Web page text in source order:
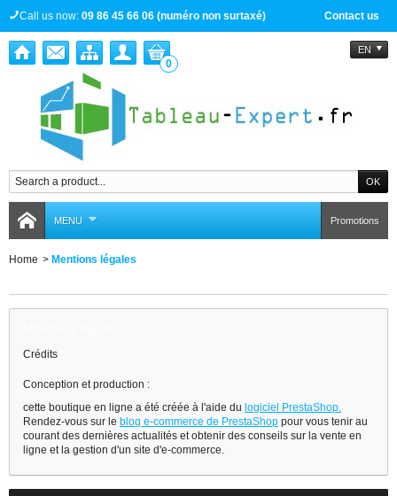
Contact us
Call us now: 09 86 45 66 06 (numéro non surtaxé)
EN
0
MENU Promotions
Home > Mentions légales
Crédits
Conception et production :
cette boutique en ligne a été créée à l'aide du logiciel PrestaShop.
Rendez-vous sur le blog e-commerce de PrestaShop pour vous tenir au
courant des dernières actualités et obtenir des conseils sur la vente en
ligne et la gestion d'un site d'e-commerce.